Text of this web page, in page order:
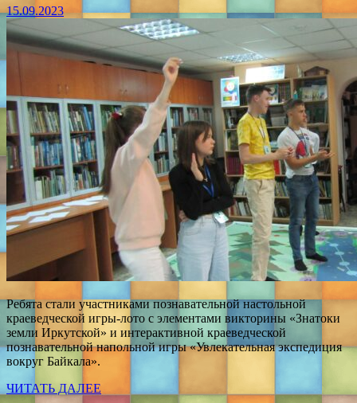
15.09.2023
Ребята стали участниками познавательной настольной
краеведческой игры-лото с элементами викторины «Знатоки
земли Иркутской» и интерактивной краеведческой
познавательной напольной игры «Увлекательная экспедиция
вокруг Байкала».
ЧИТАТЬ ДАЛЕЕ